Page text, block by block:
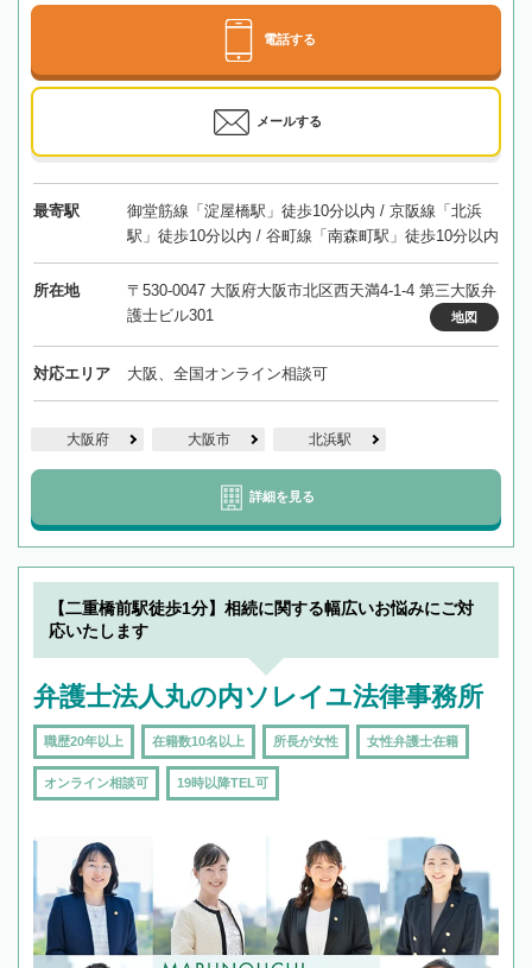
電話する
メールする
最寄駅
御堂筋線「淀屋橋駅」徒歩10分以内 / 京阪線「北浜
駅」徒歩10分以内 / 谷町線「南森町駅」徒歩10分以内
所在地
〒530-0047 大阪府大阪市北区西天満4-1-4 第三大阪弁
護士ビル301
地図
対応エリア 大阪、全国オンライン相談可
大阪府 大阪市 北浜駅
詳細を見る
【二重橋前駅徒歩1分】相続に関する幅広いお悩みにご対
応いたします
弁護士法人丸の内ソレイユ法律事務所
職歴20年以上 在籍数10名以上 所長が女性 女性弁護士在籍
オンライン相談可 19時以降TEL可